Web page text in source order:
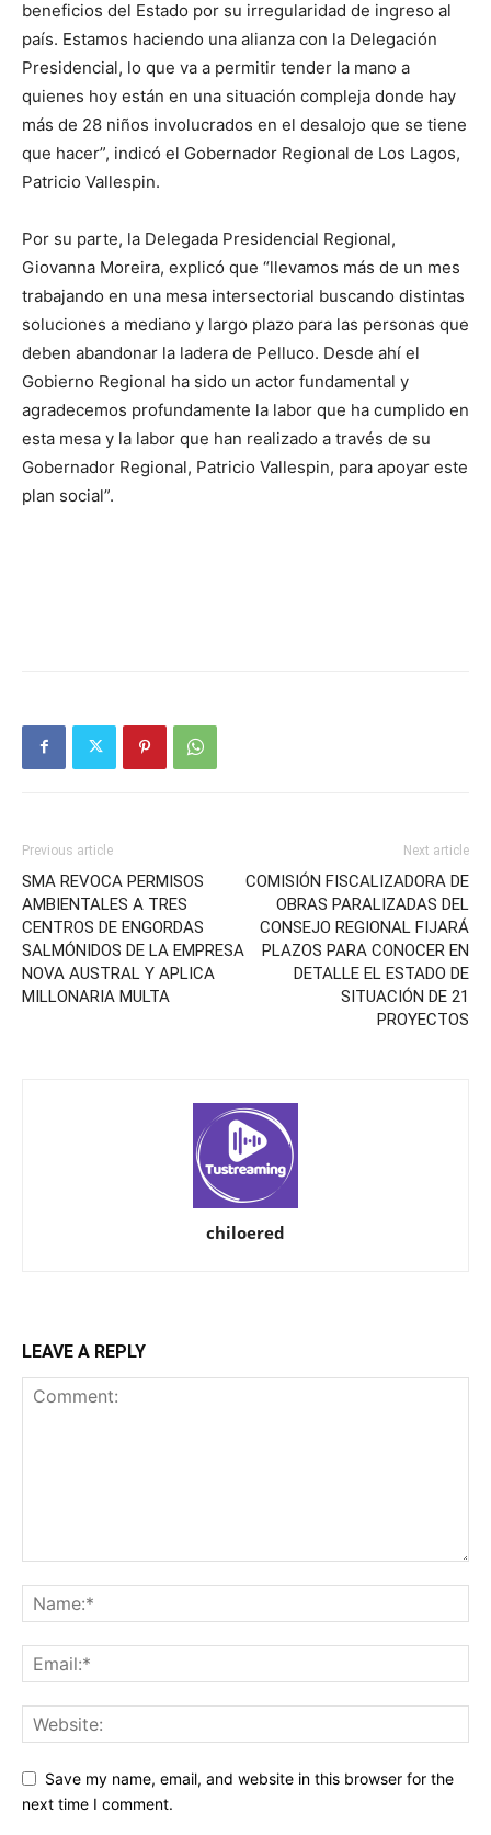
beneficios del Estado por su irregularidad de ingreso al
país. Estamos haciendo una alianza con la Delegación
Presidencial, lo que va a permitir tender la mano a
quienes hoy están en una situación compleja donde hay
más de 28 niños involucrados en el desalojo que se tiene
que hacer”, indicó el Gobernador Regional de Los Lagos,
Patricio Vallespin.
Por su parte, la Delegada Presidencial Regional,
Giovanna Moreira, explicó que “llevamos más de un mes
trabajando en una mesa intersectorial buscando distintas
soluciones a mediano y largo plazo para las personas que
deben abandonar la ladera de Pelluco. Desde ahí el
Gobierno Regional ha sido un actor fundamental y
agradecemos profundamente la labor que ha cumplido en
esta mesa y la labor que han realizado a través de su
Gobernador Regional, Patricio Vallespin, para apoyar este
plan social”.
Previous article
SMA REVOCA PERMISOS
AMBIENTALES A TRES
CENTROS DE ENGORDAS
SALMÓNIDOS DE LA EMPRESA
NOVA AUSTRAL Y APLICA
MILLONARIA MULTA
Next article
COMISIÓN FISCALIZADORA DE
OBRAS PARALIZADAS DEL
CONSEJO REGIONAL FIJARÁ
PLAZOS PARA CONOCER EN
DETALLE EL ESTADO DE
SITUACIÓN DE 21
PROYECTOS
chiloered
LEAVE A REPLY
Save my name, email, and website in this browser for the
next time I comment.